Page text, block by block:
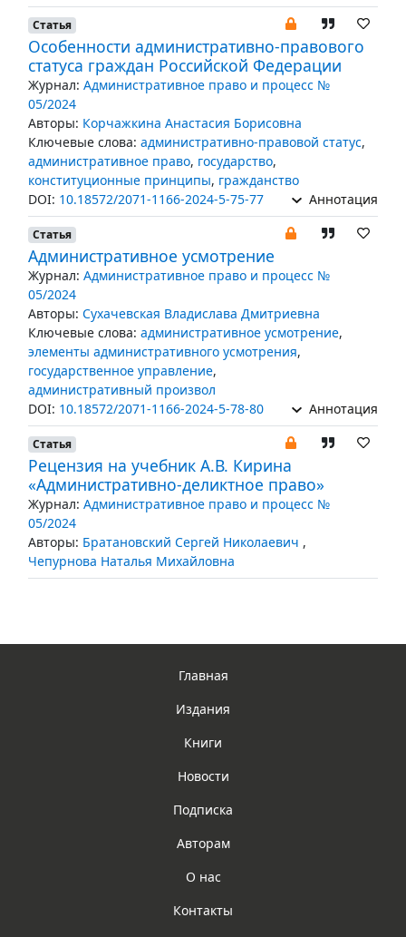
Статья
Особенности административно-правового
статуса граждан Российской Федерации
Журнал: Административное право и процесс №
05/2024
Авторы: Корчажкина Анастасия Борисовна
Ключевые слова: административно-правовой статус,
административное право, государство,
конституционные принципы, гражданство
DOI: 10.18572/2071-1166-2024-5-75-77 Аннотация
Статья
Административное усмотрение
Журнал: Административное право и процесс №
05/2024
Авторы: Сухачевская Владислава Дмитриевна
Ключевые слова: административное усмотрение,
элементы административного усмотрения,
государственное управление,
административный произвол
DOI: 10.18572/2071-1166-2024-5-78-80 Аннотация
Статья
Рецензия на учебник А.В. Кирина
«Административно-деликтное право»
Журнал: Административное право и процесс №
05/2024
Авторы: Братановский Сергей Николаевич ,
Чепурнова Наталья Михайловна
Главная
Издания
Книги
Новости
Подписка
Авторам
О нас
Контакты